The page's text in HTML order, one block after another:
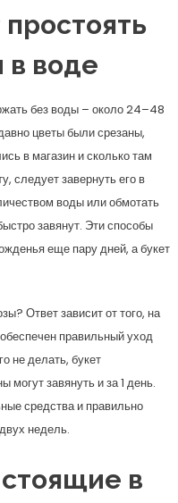
в воде
без воды – около 24–48
цветы были срезаны,
в магазин и сколько там
следует завернуть его в
воды или обмотать
завянут. Эти способы
еще пару дней, а букет
Ответ зависит от того, на
правильный уход
не делать, букет
могут завянуть и за 1 день.
средства и правильно
недель.
в